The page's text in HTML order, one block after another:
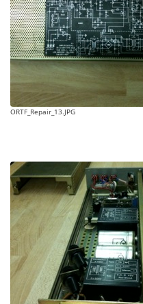
ORTF_Repair_13.JPG